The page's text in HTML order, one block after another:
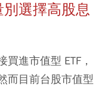
選擇高股息
進市值型 ETF，
而目前台股市值型